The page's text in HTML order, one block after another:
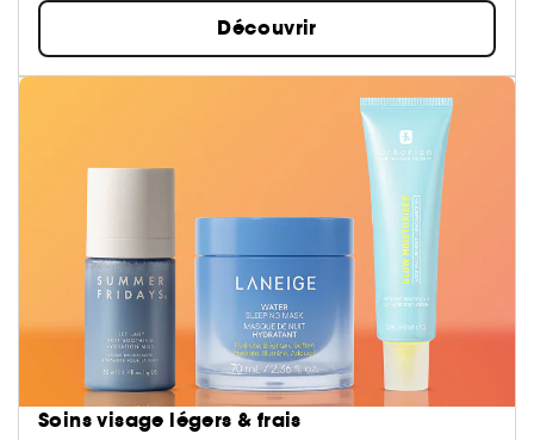
Découvrir
Soins visage légers & frais